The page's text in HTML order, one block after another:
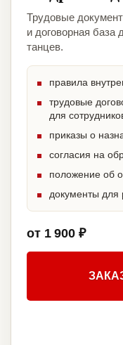
Трудовые
и договорная
танцев.
правила
трудовые
для
приказы о
согласия на
положение об
документы для
от 1 900 ₽